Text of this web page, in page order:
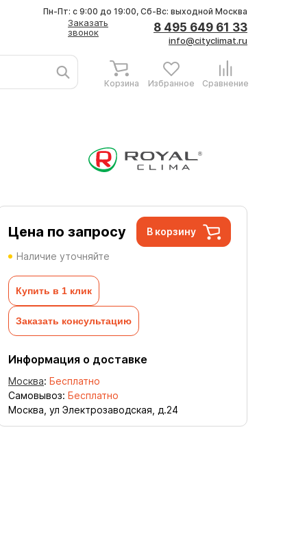
Заказать
звонок
8 495 649 61 33
info@cityclimat.ru
Пн-Пт: с 9:00 до 19:00, Сб-Вс: выходной Москва
Корзина Избранное Сравнение
Цена по запросу В корзину
Наличие уточняйте
Купить в 1 клик
Заказать консультацию
Информация о доставке
Москва: Бесплатно
Самовывоз: Бесплатно
Москва, ул Электрозаводская, д.24